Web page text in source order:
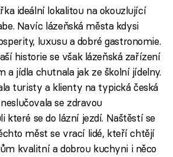
ideální lokalitou na okouzlující
Navíc lázeňská města kdysi
luxusu a dobré gastronomie.
historie se však lázeňská zařízení
a jídla chutnala jak ze školní jídelny.
turisty a klienty na typická česká
se zdravou
které se do lázní jezdí. Naštěstí se
měst se vrací lidé, kteří chtějí
kvalitní a dobrou kuchyni i něco